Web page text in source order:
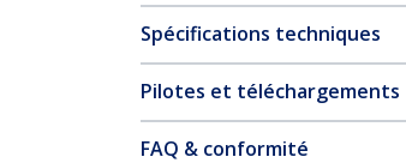
Spécifications techniques
Pilotes et téléchargements
FAQ & conformité